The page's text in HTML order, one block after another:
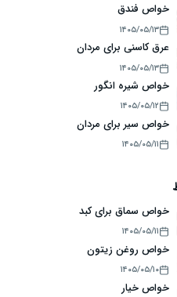
خواص فندق
۱۴۰۵/۰۵/۱۳
عرق کاسنی برای مردان
۱۴۰۵/۰۵/۱۳
خواص شیره انگور
۱۴۰۵/۰۵/۱۲
خواص سیر برای مردان
۱۴۰۵/۰۵/۱۱
خواص سماق برای کبد
۱۴۰۵/۰۵/۱۱
خواص روغن زیتون
۱۴۰۵/۰۵/۱۰
خواص خیار